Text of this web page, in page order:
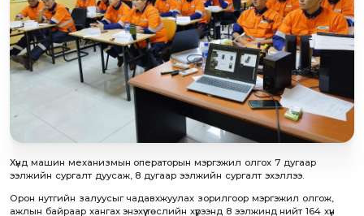
Хүнд машин механизмын операторын мэргэжил олгох 7 дугаар
ээлжийн сургалт дуусаж, 8 дугаар ээлжийн сургалт эхэллээ.
Орон нутгийн залуусыг чадавхжуулах зорилгоор мэргэжил олгож,
ажлын байраар хангах энэхүү төслийн хүрээнд 8 ээлжинд нийт 164 хүн